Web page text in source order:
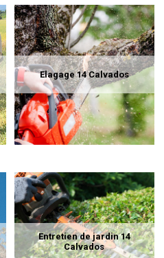
Elagage 14 Calvados
Entretien de jardin 14
Calvados